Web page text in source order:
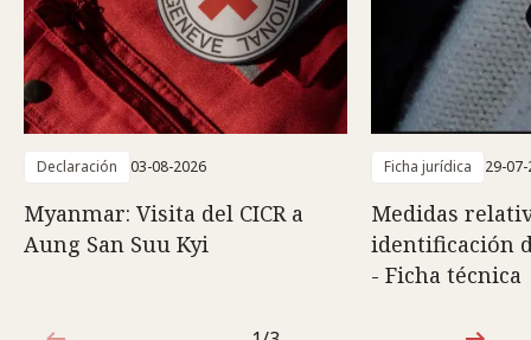
Declaración 03-08-2026
Myanmar: Visita del CICR a
Aung San Suu Kyi
Ficha jurídica 29-
Medidas
identificación
- Ficha técnica